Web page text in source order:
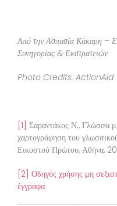
Από την Ασπασία Κάκαρη –
Συνηγορίας & Εκστρατειών
Photo Credits: ActionAid
[1] Σαραντάκος Ν., Γλώσσα
χαρτογράφηση του
Εικοστού Πρώτου, Αθήνα,
[2] Οδηγός χρήσης μη
έγγραφα